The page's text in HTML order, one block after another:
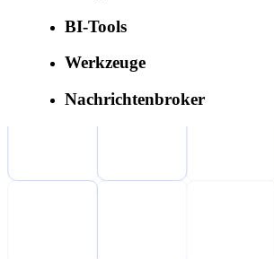
BI-Tools
Werkzeuge
Nachrichtenbroker